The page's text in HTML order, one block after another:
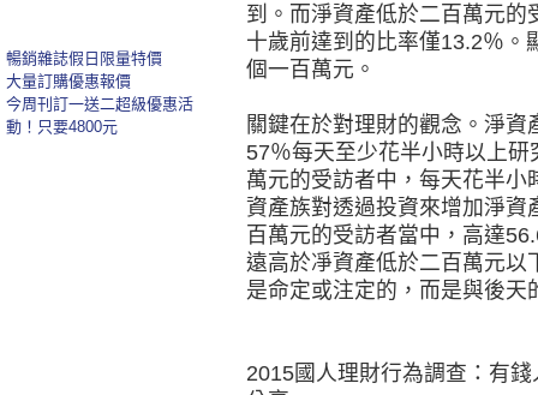
到。而淨資產低於二百萬元
十歲前達到的比率僅13.2％。
個一百萬元。
關鍵在於對理財的觀念。淨
57％每天至少花半小時以上
萬元的受訪者中，每天花半
資產族對透過投資來增加淨資
百萬元的受訪者當中，高達
遠高於凈資產低於二百萬元以
是命定或注定的，而是與後天
2015國人理財行為調查：有
暢銷雜誌假日限量特價
大量訂購優惠報價
今周刊訂一送二超級優惠活
動！只要4800元